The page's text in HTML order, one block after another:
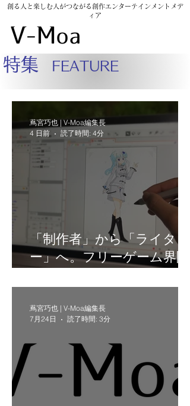
創る人と楽しむ人がつながる創作エンターテインメントメデ
ィア
特集 FEATURE
「制作者」から「ライタ
ー」へ。フリーゲーム界隈
蔦宮巧也 | V-Moa編集長
4 日前
読了時間: 4分
蔦宮巧也 | V-Moa編集長
7月24日
読了時間: 3分